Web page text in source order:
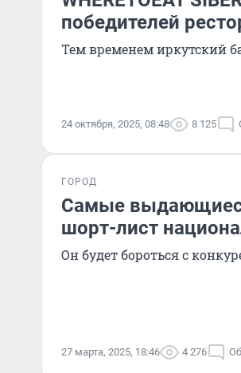
победителей
Тем временем иркутский
24 октября, 2025, 08:48 8 125
ГОРОД
Самые
шорт-лист
Он будет бороться с
27 марта, 2025, 18:46 4 276